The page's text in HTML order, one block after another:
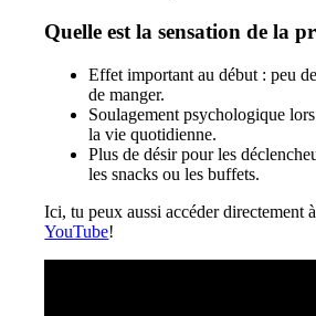
Quelle est la sensation de la
Effet important au début : peu
de manger.
Soulagement psychologique
la vie quotidienne.
Plus de désir pour les
les snacks ou les buffets.
Ici, tu peux aussi accéder directement
YouTube!